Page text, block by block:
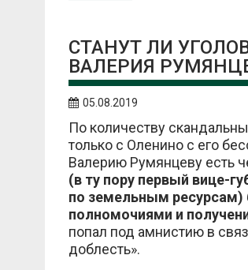
СТАНУТ ЛИ
ВАЛЕРИЯ
05.08.2019
По количеству
только с Оленино с его
Валерию Румянцеву есть
(в ту пору первый вице-
по земельным ресурсам)
полномочиями и
попал под амнистию в
доблесть».